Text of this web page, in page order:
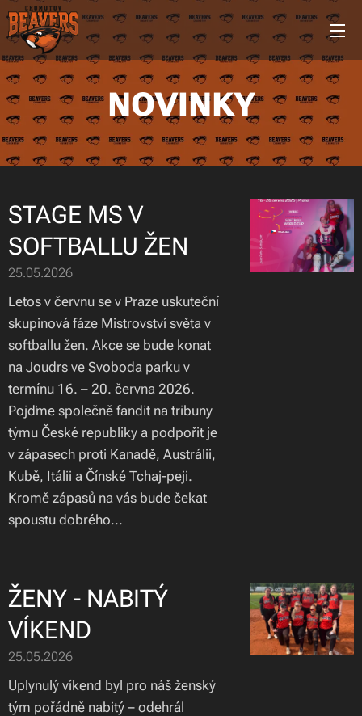
NOVINKY
STAGE MS V
SOFTBALLU ŽEN
25.05.2026
Letos v červnu se v Praze uskuteční
skupinová fáze Mistrovství světa v
softballu žen. Akce se bude konat
na Joudrs ve Svoboda parku v
termínu 16. – 20. června 2026.
Pojďme společně fandit na tribuny
týmu České republiky a podpořit je
v zápasech proti Kanadě, Austrálii,
Kubě, Itálii a Čínské Tchaj-peji.
Kromě zápasů na vás bude čekat
spoustu dobrého...
ŽENY - NABITÝ
VÍKEND
25.05.2026
Uplynulý víkend byl pro náš ženský
tým pořádně nabitý – odehrál